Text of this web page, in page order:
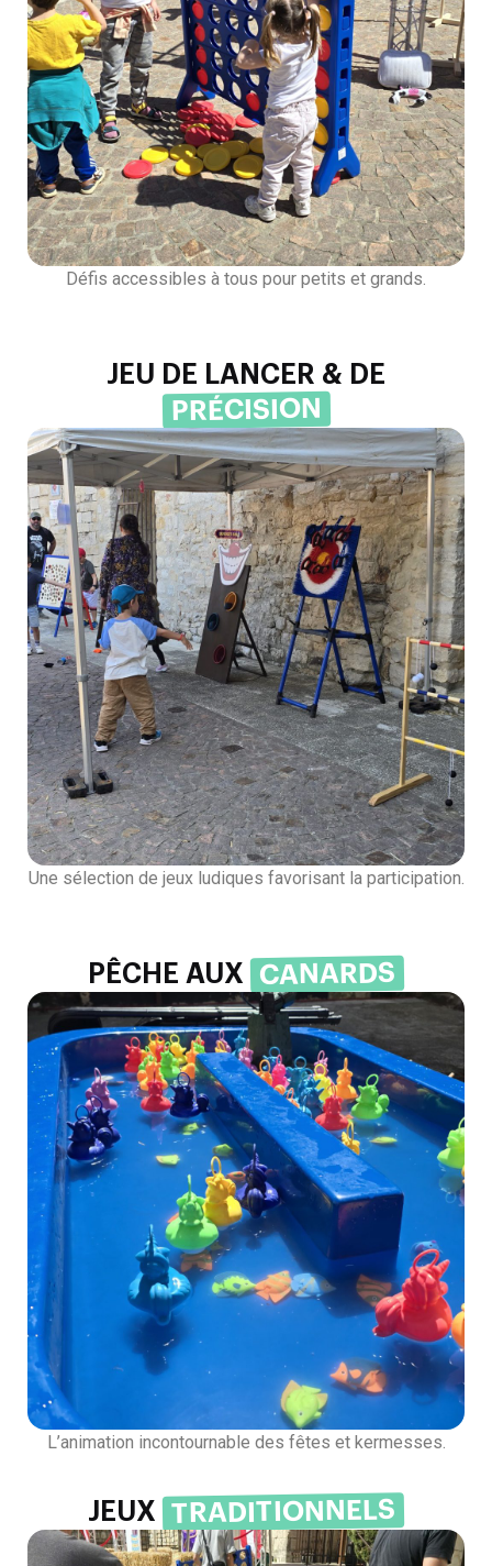
Défis accessibles à tous pour petits et grands.
JEU DE LANCER & DE
PRÉCISION
Une sélection de jeux ludiques favorisant la participation.
PÊCHE AUX CANARDS
L’animation incontournable des fêtes et kermesses.
JEUX TRADITIONNELS